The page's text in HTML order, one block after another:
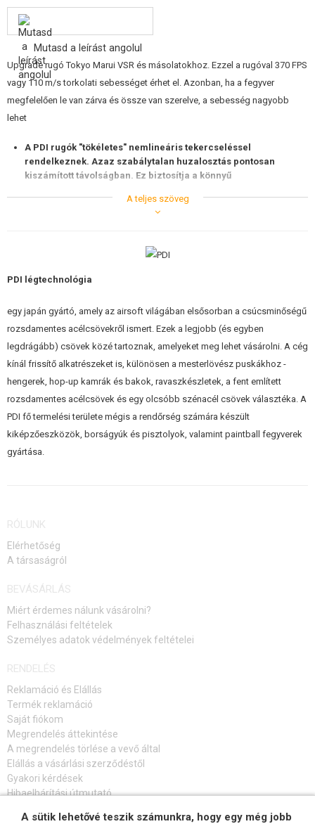
KEDVEZMÉNYEK
ELÉRHETŐSÉG
Mutasd a leírást angolul
Upgrade rugó Tokyo Marui VSR és másolatokhoz. Ezzel a rugóval 370 FPS
vagy 110 m/s torkolati sebességet érhet el. Azonban, ha a fegyver
megfelelően le van zárva és össze van szerelve, a sebesség nagyobb
lehet
A PDI rugók "tökéletes" nemlineáris tekercseléssel
rendelkeznek. Azaz szabálytalan huzalosztás pontosan
kiszámított távolságban. Ez biztosítja a könnyű
A rugók gyártásához szilícium-krómozott acélt használnak
hosszabbak vagy rövidebbek lehetnek.
A PDI rugók minimálisan rövidülnek! Általában a rugó az első
néhány használat után 15 mm és 20 mm között zsugorodik. A
PDI rugók csak 13 mm és 5 mm között rövidülnek.
Megjegyzés: Ez egy upgrade rugó, külső átmérője 13 mm, belső átmérője
9,5 mm. Ezért nem alkalmas az eredeti műanyag tüskékhez és
dugattyúkhoz. Megfelelő belső átmérőjű dugattyúval és 9 mm-es tüskével
együtt kell használni. Ezek is megtalálhatóak kínálatunkban. Kérdés
esetén forduljon hozzánk bizalommal.
A teljes szöveg
PDI légtechnológia
egy japán gyártó, amely az airsoft világában elsősorban a csúcsminőségű
rozsdamentes acélcsövekről ismert. Ezek a legjobb (és egyben
legdrágább) csövek közé tartoznak, amelyeket meg lehet vásárolni. A cég
kínál frissítő alkatrészeket is, különösen a mesterlövész puskákhoz -
hengerek, hop-up kamrák és bakok, ravaszkészletek, a fent említett
rozsdamentes acélcsövek és egy olcsóbb szénacél csövek választéka. A
PDI fő termelési területe mégis a rendőrség számára készült
kiképzőeszközök, borságyúk és pisztolyok, valamint paintball fegyverek
gyártása.
RÓLUNK
Elérhetőség
A társaságról
BEVÁSÁRLÁS
Miért érdemes nálunk vásárolni?
Felhasználási feltételek
Személyes adatok védelmények feltételei
RENDELÉS
Reklamáció és Elállás
Termék reklamáció
Saját fiókom
Megrendelés áttekintése
A megrendelés törlése a vevő által
Elállás a vásárlási szerződéstől
Gyakori kérdések
Hibaelhárítási útmutató
A sütik lehetővé teszik számunkra, hogy egy még jobb